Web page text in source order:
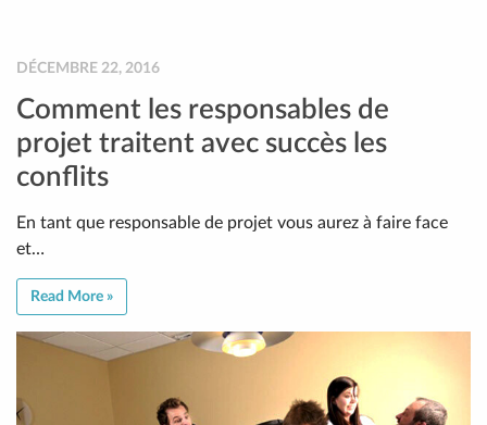
DÉCEMBRE 22, 2016
Comment les responsables de
projet traitent avec succès les
conflits
En tant que responsable de projet vous aurez à faire face
et…
Read More »